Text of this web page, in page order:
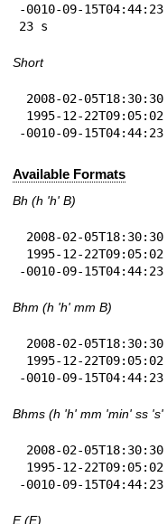
-0010-09-
23 s
Short
-0010-09-
Available Formats
Bh (h 'h' B)
-0010-09-
Bhm (h 'h' mm B)
-0010-09-
Bhms (h 'h' mm 'min' ss 's'
-0010-09-
E (E)